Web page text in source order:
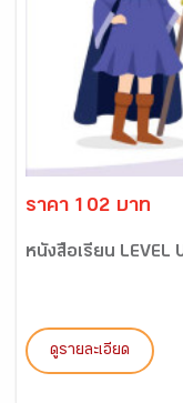
ราคา 102 บาท
หนังสือเรียน LEVEL
ดูรายละเอียด